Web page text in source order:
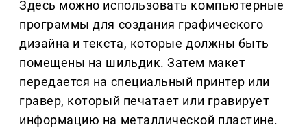
Здесь можно использовать компьютерные
программы для создания графического
дизайна и текста, которые должны быть
помещены на шильдик. Затем макет
передается на специальный принтер или
гравер, который печатает или гравирует
информацию на металлической пластине.